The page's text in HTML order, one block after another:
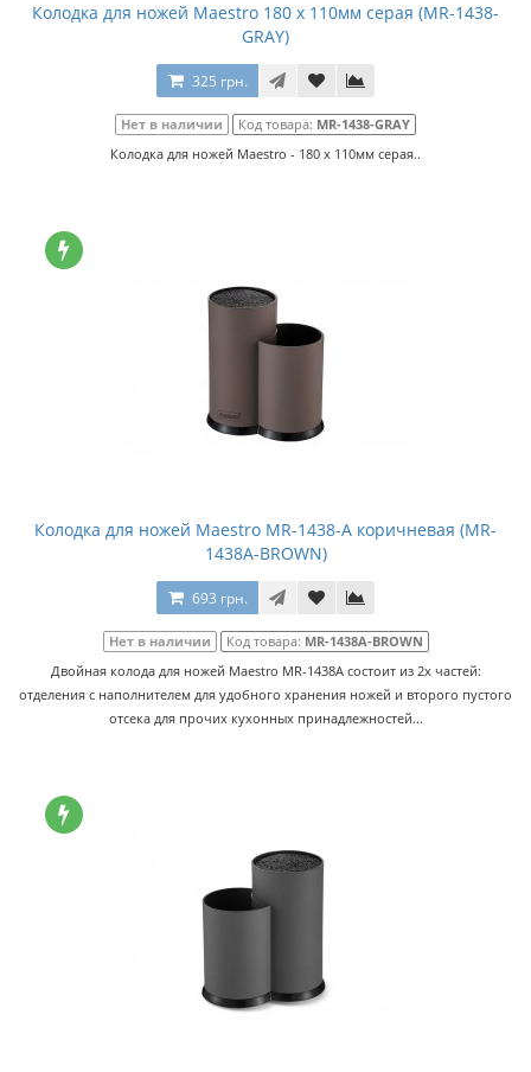
Колодка для ножей Maestro 180 x 110мм серая (MR-1438-
GRAY)
325 грн.
Нет в наличии Код товара: MR-1438-GRAY
Колодка для ножей Maestro - 180 x 110мм серая..
Колодка для ножей Maestro MR-1438-A коричневая (MR-
1438A-BROWN)
693 грн.
Нет в наличии Код товара: MR-1438A-BROWN
Двойная колода для ножей Maestro MR-1438А состоит из 2х частей:
отделения с наполнителем для удобного хранения ножей и второго пустого
отсека для прочих кухонных принадлежностей...